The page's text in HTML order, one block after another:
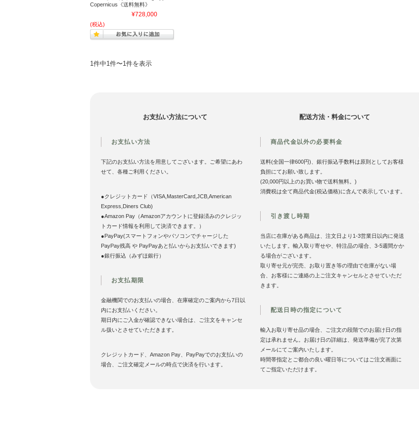
Copernicus《送料無料》
¥728,000
(税込)
1件中1件〜1件を表示
お支払い方法について
お支払い方法
下記のお支払い方法を用意してございます。ご希望にあわ
せて、各種ご利用ください。
●クレジットカード（VISA,MasterCard,JCB,American
Express,Diners Club)
●Amazon Pay（Amazonアカウントに登録済みのクレジッ
トカード情報を利用して決済できます。）
●PayPay(スマートフォンやパソコンでチャージした
PayPay残高 や PayPayあと払いからお支払いできます)
●銀行振込（みずほ銀行）
お支払期限
金融機関でのお支払いの場合、在庫確定のご案内から7日以
内にお支払いください。
期日内にご入金が確認できない場合は、ご注文をキャンセ
ル扱いとさせていただきます。
クレジットカード、Amazon Pay、PayPayでのお支払いの
場合、ご注文確定メールの時点で決済を行います。
配送方法・料金について
商品代金以外の必要料金
送料(全国一律600円)、銀行振込手数料は原則としてお客様
負担にてお願い致します。
(20,000円以上のお買い物で送料無料。)
消費税は全て商品代金(税込価格)に含んで表示しています。
引き渡し時期
当店に在庫がある商品は、注文日より1-3営業日以内に発送
いたします。輸入取り寄せや、特注品の場合、3-5週間かか
る場合がございます。
取り寄せ元が完売、お取り置き等の理由で在庫がない場
合、お客様にご連絡の上ご注文キャンセルとさせていただ
きます。
配送日時の指定について
輸入お取り寄せ品の場合、ご注文の段階でのお届け日の指
定は承れません。お届け日の詳細は、発送準備が完了次第
メールにてご案内いたします。
時間帯指定とご都合の良い曜日等についてはご注文画面に
てご指定いただけます。